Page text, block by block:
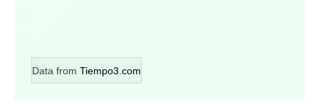
Data from Tiempo3.com